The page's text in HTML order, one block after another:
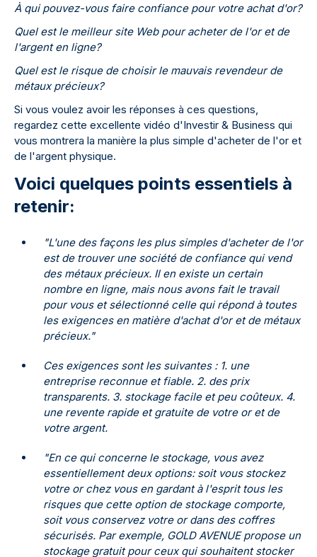
À qui pouvez-vous faire confiance pour votre achat d'or?
Quel est le meilleur site Web pour acheter de l'or et de
l'argent en ligne?
Quel est le risque de choisir le mauvais revendeur de
métaux précieux?
Si vous voulez avoir les réponses à ces questions,
regardez cette excellente vidéo d'Investir & Business qui
vous montrera la manière la plus simple d'acheter de l'or et
de l'argent physique.
Voici quelques points essentiels à
retenir:
"L'une des façons les plus simples d'acheter de l'or
est de trouver une société de confiance qui vend
des métaux précieux. Il en existe un certain
nombre en ligne, mais nous avons fait le travail
pour vous et sélectionné celle qui répond à toutes
les exigences en matière d'achat d'or et de métaux
précieux."
Ces exigences sont les suivantes : 1. une
entreprise reconnue et fiable. 2. des prix
transparents. 3. stockage facile et peu coûteux. 4.
une revente rapide et gratuite de votre or et de
votre argent.
"En ce qui concerne le stockage, vous avez
essentiellement deux options: soit vous stockez
votre or chez vous en gardant à l'esprit tous les
risques que cette option de stockage comporte,
soit vous conservez votre or dans des coffres
sécurisés. Par exemple, GOLD AVENUE propose un
stockage gratuit pour ceux qui souhaitent stocker